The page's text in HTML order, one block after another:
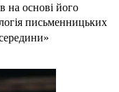
на основі його
письменницьких